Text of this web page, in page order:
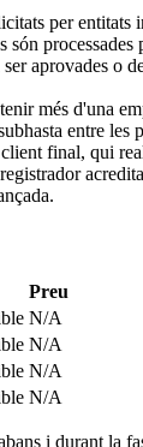
per entitats
són
aprovades o
més d'una
entre les
final, qui
Preu
N/A
N/A
N/A
N/A
i durant la